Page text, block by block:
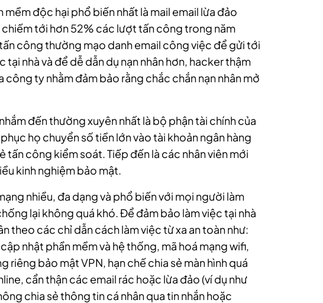
độc hại phổ biến nhất là mail email lừa đảo
chiếm tới hơn 52% các lượt tấn công trong năm
công thường mạo danh email công việc để gửi tới
tại nhà và để dễ dẫn dụ nạn nhân hơn, hacker thậm
công ty nhằm đảm bảo rằng chắc chắn nạn nhân mở
đến thường xuyên nhất là bộ phận tài chính của
họ chuyển số tiền lớn vào tài khoản ngân hàng
tấn công kiểm soát. Tiếp đến là các nhân viên mới
kinh nghiệm bảo mật.
nhiều, đa dạng và phổ biến với mọi người làm
lại không quá khó. Để đảm bảo làm việc tại nhà
theo các chỉ dẫn cách làm việc từ xa an toàn như:
nhật phần mềm và hệ thống, mã hoá mạng wifi,
riêng bảo mật VPN, hạn chế chia sẻ màn hình quá
cẩn thận các email rác hoặc lừa đảo (ví dụ như
chia sẻ thông tin cá nhân qua tin nhắn hoặc